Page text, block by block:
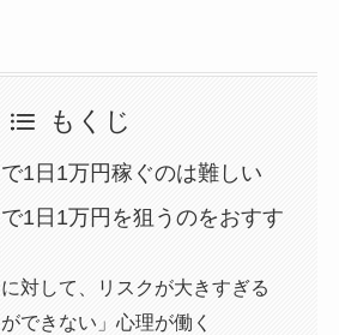
もくじ
1日1万円稼ぐのは難しい
1日1万円を狙うのをおすす
対して、リスクが大きすぎる
できない」心理が働く